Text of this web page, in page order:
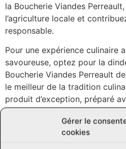
Gérer le
cookies
la Boucherie Viandes
l’agriculture locale et
responsable.
Pour une expérience culinaire
savoureuse, optez pour la
Boucherie Viandes Perreault
le meilleur de la tradition
produit d’exception, préparé
faire par des artisans
le meilleur de la gastronomie